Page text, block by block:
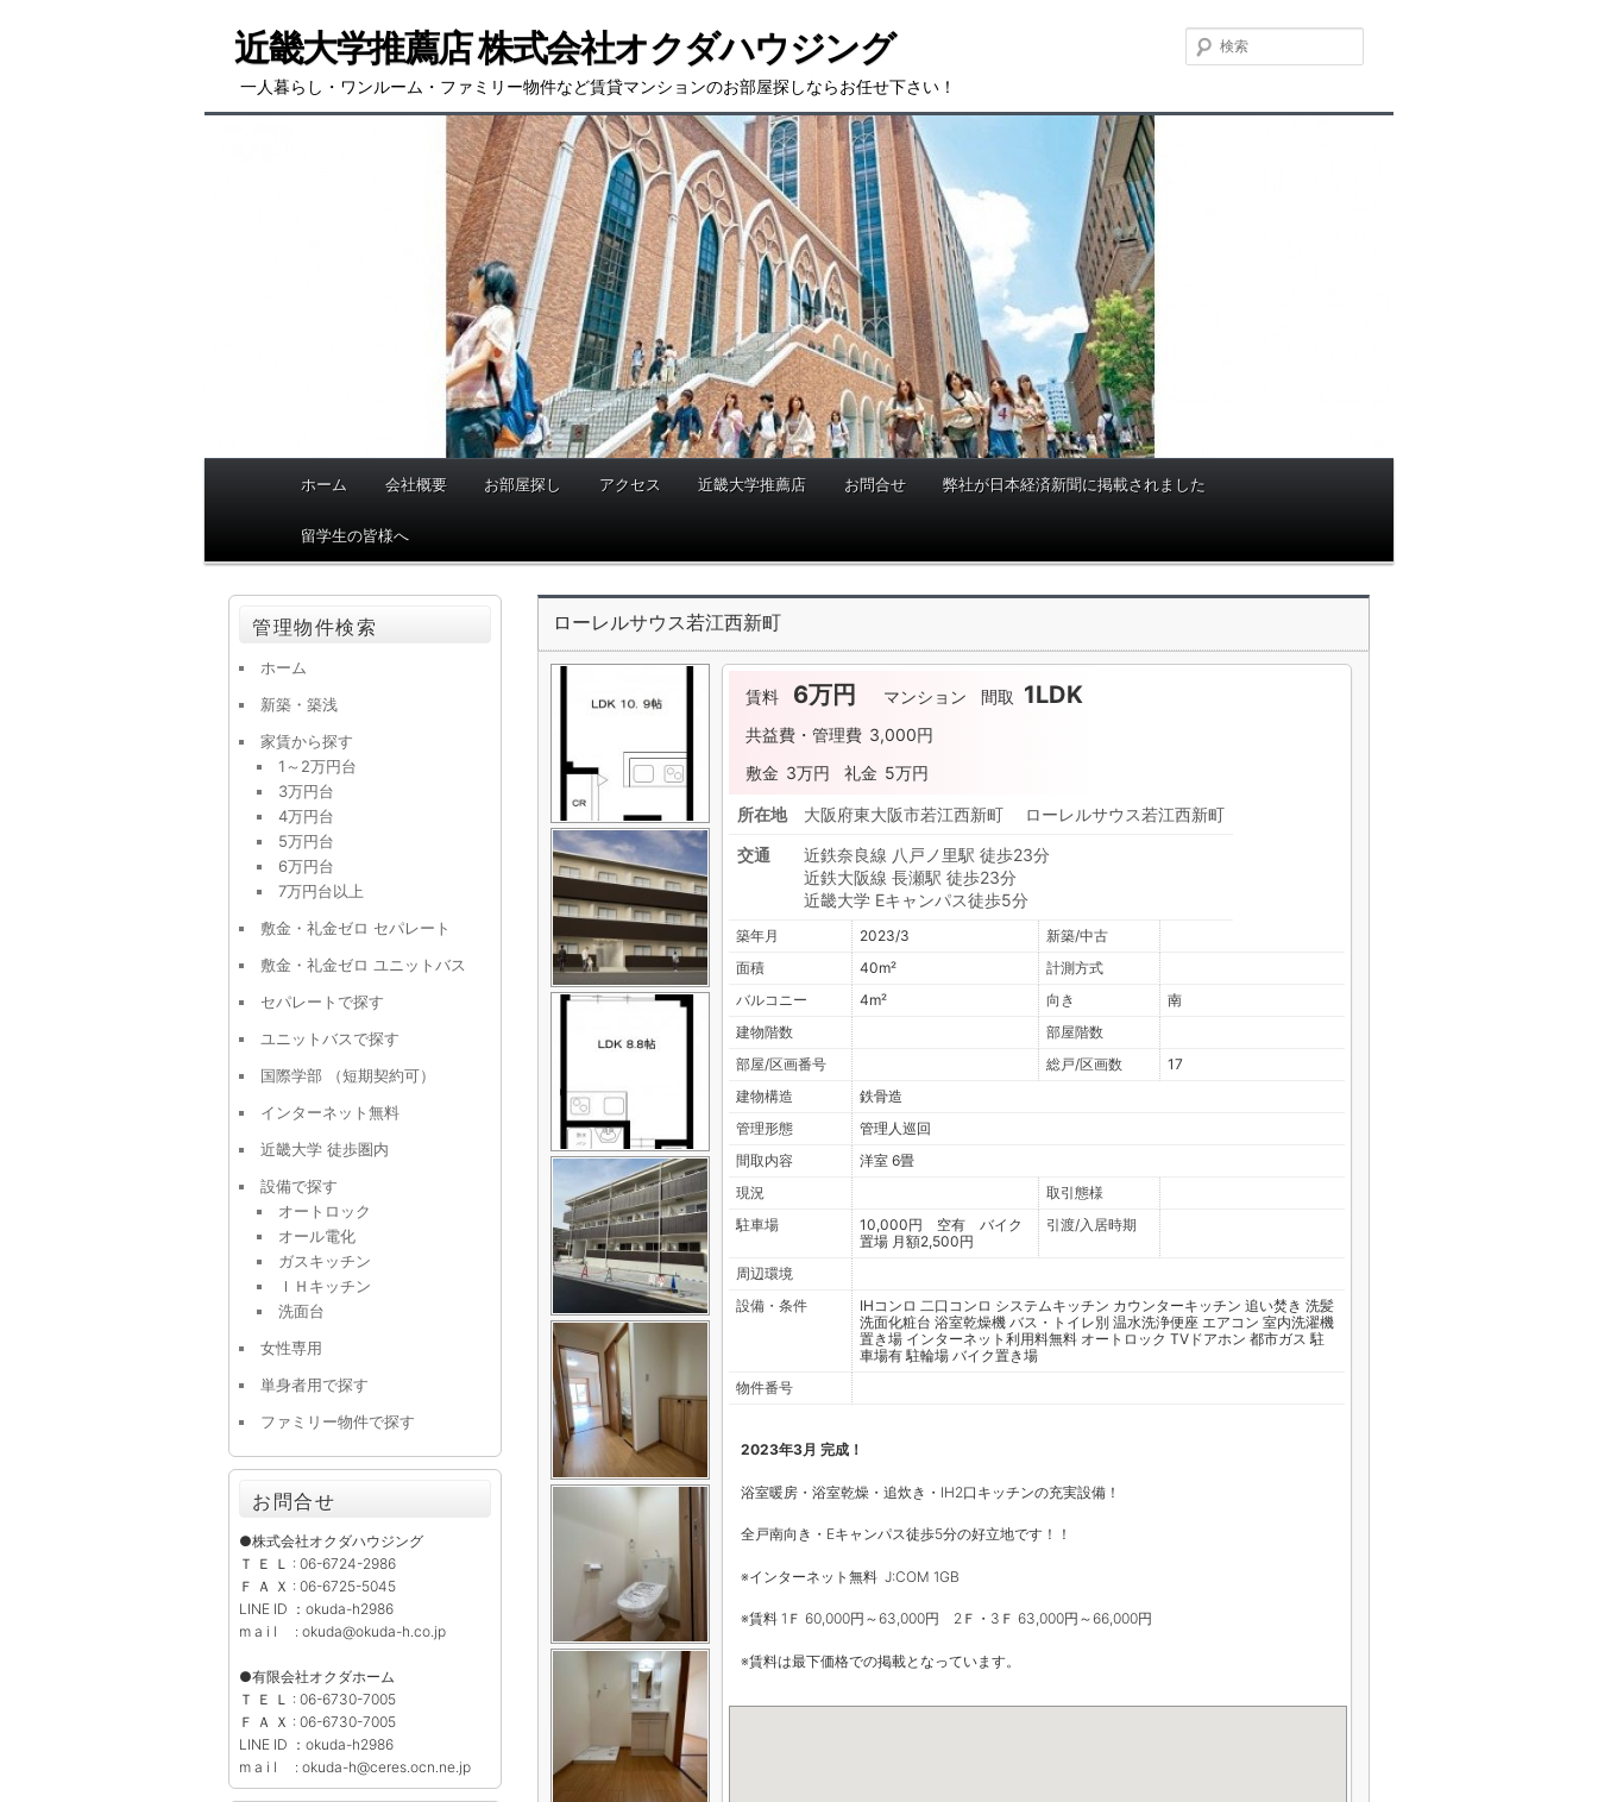
近畿大学推薦店 株式会社オクダハウジング
一人暮らし・ワンルーム・ファミリー物件など賃貸マンションのお部屋探しならお任せ下さい！
メ
ホーム 会社概要 お部屋探し アクセス 近畿大学推薦店 お問合せ 弊社が日本経済新聞に掲載されました
留学生の皆様へ
ローレルサウス若江西新町
賃料 6万円 マンション 間取 1LDK
共益費・管理費 3,000円
敷金 3万円 礼金 5万円
所在地
大阪府東大阪市若江西新町 ローレルサウス若江西新町
交通
近鉄奈良線 八戸ノ里駅 徒歩23分
近鉄大阪線 長瀬駅 徒歩23分
近畿大学 Eキャンパス徒歩5分
築年月 2023/3
新築/中古
面積
40m²
計測方式
バルコニー
4m² 向き
南
建物階数
部屋階数
部屋/区画番号
総戸/区画数
17
建物構造
鉄骨造
管理形態
管理人巡回
間取内容
洋室 6畳
現況
取引態様
駐車場
10,000円 空有 バイク
置場 月額2,500円
引渡/入居時期
周辺環境
設備・条件
IHコンロ 二口コンロ システムキッチン カウンターキッチン 追い焚き 洗髪
洗面化粧台 浴室乾燥機 バス・トイレ別 温水洗浄便座 エアコン 室内洗濯機
置き場 インターネット利用料無料 オートロック TVドアホン 都市ガス 駐
車場有 駐輪場 バイク置き場
物件番号
2023年3月 完成！
浴室暖房・浴室乾燥・追炊き・IH2口キッチンの充実設備！
全戸南向き・Eキャンパス徒歩5分の好立地です！！
※インターネット無料 J:COM 1GB
※賃料 1Ｆ 60,000円～63,000円 2Ｆ・3Ｆ 63,000円～66,000円
※賃料は最下価格での掲載となっています。
管理物件検索
ホーム
新築・築浅
家賃から探す
1～2万円台
3万円台
4万円台
5万円台
6万円台
7万円台以上
敷金・礼金ゼロ セパレート
敷金・礼金ゼロ ユニットバス
セパレートで探す
ユニットバスで探す
国際学部 （短期契約可）
インターネット無料
近畿大学 徒歩圏内
設備で探す
オートロック
オール電化
ガスキッチン
ＩＨキッチン
洗面台
女性専用
単身者用で探す
ファミリー物件で探す
お問合せ
●株式会社オクダハウジング
Ｔ Ｅ Ｌ : 06-6724-2986
Ｆ Ａ Ｘ : 06-6725-5045
LINE ID ：okuda-h2986
m a i l : okuda@okuda-h.co.jp
●有限会社オクダホーム
Ｔ Ｅ Ｌ : 06-6730-7005
Ｆ Ａ Ｘ : 06-6730-7005
LINE ID ：okuda-h2986
m a i l : okuda-h@ceres.ocn.ne.jp